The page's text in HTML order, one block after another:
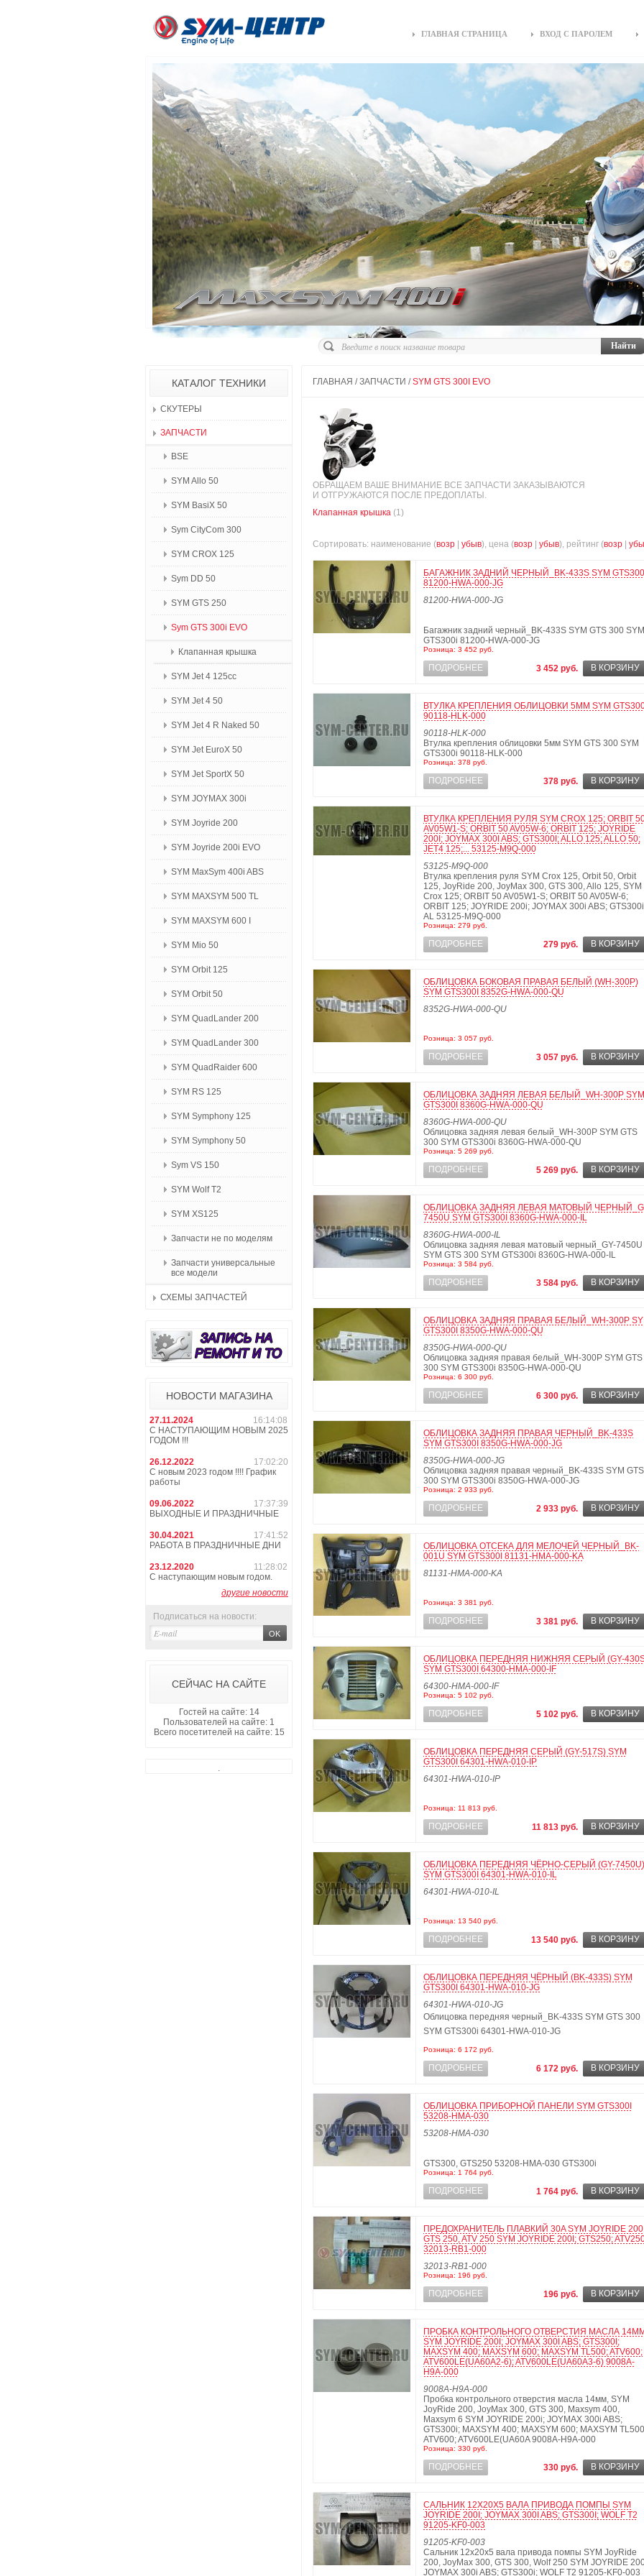
ГЛАВНАЯ СТРАНИЦА ВХОД С ПАРОЛЕМ
КАТАЛОГ ТЕХНИКИ
СКУТЕРЫ
ЗАПЧАСТИ
BSE
SYM Allo 50
SYM BasiX 50
Sym CityCom 300
SYM CROX 125
Sym DD 50
SYM GTS 250
Sym GTS 300i EVO
Клапанная крышка
SYM Jet 4 125сс
SYM Jet 4 50
SYM Jet 4 R Naked 50
SYM Jet EuroX 50
SYM Jet SportX 50
SYM JOYMAX 300i
SYM Joyride 200
SYM Joyride 200i EVO
SYM MaxSym 400i ABS
SYM MAXSYM 500 TL
SYM MAXSYM 600 I
SYM Mio 50
SYM Orbit 125
SYM Orbit 50
SYM QuadLander 200
SYM QuadLander 300
SYM QuadRaider 600
SYM RS 125
SYM Symphony 125
SYM Symphony 50
Sym VS 150
SYM Wolf T2
SYM XS125
Запчасти не по моделям
Запчасти универсальные
все модели
СХЕМЫ ЗАПЧАСТЕЙ
НОВОСТИ МАГАЗИНА
27.11.2024
16:14:08
С НАСТУПАЮЩИМ НОВЫМ 2025
ГОДОМ !!!
26.12.2022
17:02:20
С новым 2023 годом !!!! График
работы
09.06.2022
17:37:39
ВЫХОДНЫЕ И ПРАЗДНИЧНЫЕ
30.04.2021
17:41:52
РАБОТА В ПРАЗДНИЧНЫЕ ДНИ
23.12.2020
11:28:02
С наступающим новым годом.
другие новости
Подписаться на новости:
СЕЙЧАС НА САЙТЕ
Гостей на сайте: 14
Пользователей на сайте: 1
Всего посетителей на сайте: 15
.
ГЛАВНАЯ / ЗАПЧАСТИ / SYM GTS 300I EVO
ОБРАЩАЕМ ВАШЕ ВНИМАНИЕ ВСЕ ЗАПЧАСТИ ЗАКАЗЫВАЮТСЯ
И ОТГРУЖАЮТСЯ ПОСЛЕ ПРЕДОПЛАТЫ.
Клапанная крышка (1)
Сортировать: наименование (возр убыв), цена (возр убыв), рейтинг (возр
БАГАЖНИК ЗАДНИЙ ЧЕРНЫЙ_BK-433S SYM
81200-HWA-000-JG
81200-HWA-000-JG
Багажник задний черный_BK-433S SYM GTS 300 SYM
GTS300i 81200-HWA-000-JG
Розница: 3 452 руб.
ПОДРОБНЕЕ 3 452 руб. В КОРЗИНУ
ВТУЛКА КРЕПЛЕНИЯ ОБЛИЦОВКИ 5ММ SYM
90118-HLK-000
90118-HLK-000
Втулка крепления облицовки 5мм SYM GTS 300 SYM
GTS300i 90118-HLK-000
Розница: 378 руб.
ПОДРОБНЕЕ 378 руб. В КОРЗИНУ
ВТУЛКА КРЕПЛЕНИЯ РУЛЯ SYM CROX 125; ORBIT
AV05W1-S; ORBIT 50 AV05W-6; ORBIT 125; JOYRIDE
200I; JOYMAX 300I ABS; GTS300I; ALLO 125; ALLO 50;
JET4 125;... 53125-M9Q-000
53125-M9Q-000
Втулка крепления руля SYM Crox 125, Orbit 50, Orbit
125, JoyRide 200, JoyMax 300, GTS 300, Allo 125, SYM
Crox 125; ORBIT 50 AV05W1-S; ORBIT 50 AV05W-6;
ORBIT 125; JOYRIDE 200i; JOYMAX 300i ABS;
AL 53125-M9Q-000
Розница: 279 руб.
ПОДРОБНЕЕ 279 руб. В КОРЗИНУ
ОБЛИЦОВКА БОКОВАЯ ПРАВАЯ БЕЛЫЙ (WH-300P)
SYM GTS300I 8352G-HWA-000-QU
8352G-HWA-000-QU
Розница: 3 057 руб.
ПОДРОБНЕЕ 3 057 руб. В КОРЗИНУ
ОБЛИЦОВКА ЗАДНЯЯ ЛЕВАЯ БЕЛЫЙ_WH-300P SYM
GTS300I 8360G-HWA-000-QU
8360G-HWA-000-QU
Облицовка задняя левая белый_WH-300P SYM GTS
300 SYM GTS300i 8360G-HWA-000-QU
Розница: 5 269 руб.
ПОДРОБНЕЕ 5 269 руб. В КОРЗИНУ
ОБЛИЦОВКА ЗАДНЯЯ ЛЕВАЯ МАТОВЫЙ
7450U SYM GTS300I 8360G-HWA-000-IL
8360G-HWA-000-IL
Облицовка задняя левая матовый черный_GY-7450U
SYM GTS 300 SYM GTS300i 8360G-HWA-000-IL
Розница: 3 584 руб.
ПОДРОБНЕЕ 3 584 руб. В КОРЗИНУ
ОБЛИЦОВКА ЗАДНЯЯ ПРАВАЯ БЕЛЫЙ_WH-300P
GTS300I 8350G-HWA-000-QU
8350G-HWA-000-QU
Облицовка задняя правая белый_WH-300P SYM GTS
300 SYM GTS300i 8350G-HWA-000-QU
Розница: 6 300 руб.
ПОДРОБНЕЕ 6 300 руб. В КОРЗИНУ
ОБЛИЦОВКА ЗАДНЯЯ ПРАВАЯ ЧЕРНЫЙ_BK-433S
SYM GTS300I 8350G-HWA-000-JG
8350G-HWA-000-JG
Облицовка задняя правая черный_BK-433S SYM GTS
300 SYM GTS300i 8350G-HWA-000-JG
Розница: 2 933 руб.
ПОДРОБНЕЕ 2 933 руб. В КОРЗИНУ
ОБЛИЦОВКА ОТСЕКА ДЛЯ МЕЛОЧЕЙ ЧЕРНЫЙ_BK-
001U SYM GTS300I 81131-HMA-000-KA
81131-HMA-000-KA
Розница: 3 381 руб.
ПОДРОБНЕЕ 3 381 руб. В КОРЗИНУ
ОБЛИЦОВКА ПЕРЕДНЯЯ НИЖНЯЯ СЕРЫЙ (GY-
SYM GTS300I 64300-HMA-000-IF
64300-HMA-000-IF
Розница: 5 102 руб.
ПОДРОБНЕЕ 5 102 руб. В КОРЗИНУ
ОБЛИЦОВКА ПЕРЕДНЯЯ СЕРЫЙ (GY-517S) SYM
GTS300I 64301-HWA-010-IP
64301-HWA-010-IP
Розница: 11 813 руб.
ПОДРОБНЕЕ 11 813 руб. В КОРЗИНУ
ОБЛИЦОВКА ПЕРЕДНЯЯ ЧЁРНО-СЕРЫЙ (GY-7450U)
SYM GTS300I 64301-HWA-010-IL
64301-HWA-010-IL
Розница: 13 540 руб.
ПОДРОБНЕЕ 13 540 руб. В КОРЗИНУ
ОБЛИЦОВКА ПЕРЕДНЯЯ ЧЁРНЫЙ (BK-433S) SYM
GTS300I 64301-HWA-010-JG
64301-HWA-010-JG
Облицовка передняя черный_BK-433S SYM GTS 300
SYM GTS300i 64301-HWA-010-JG
Розница: 6 172 руб.
ПОДРОБНЕЕ 6 172 руб. В КОРЗИНУ
ОБЛИЦОВКА ПРИБОРНОЙ ПАНЕЛИ SYM GTS300I
53208-HMA-030
53208-HMA-030
GTS300, GTS250 53208-HMA-030 GTS300i
Розница: 1 764 руб.
ПОДРОБНЕЕ 1 764 руб. В КОРЗИНУ
ПРЕДОХРАНИТЕЛЬ ПЛАВКИЙ 30A SYM JOYRIDE
GTS 250, ATV 250 SYM JOYRIDE 200I; GTS250;
32013-RB1-000
32013-RB1-000
Розница: 196 руб.
ПОДРОБНЕЕ 196 руб. В КОРЗИНУ
ПРОБКА КОНТРОЛЬНОГО ОТВЕРСТИЯ МАСЛА
SYM JOYRIDE 200I; JOYMAX 300I ABS; GTS300I;
MAXSYM 400; MAXSYM 600; MAXSYM TL500; ATV600;
ATV600LE(UA60A2-6); ATV600LE(UA60A3-6) 9008A-
H9A-000
9008A-H9A-000
Пробка контрольного отверстия масла 14мм, SYM
JoyRide 200, JoyMax 300, GTS 300, Maxsym 400,
Maxsym 6 SYM JOYRIDE 200i; JOYMAX 300i ABS;
GTS300i; MAXSYM 400; MAXSYM 600; MAXSYM
ATV600; ATV600LE(UA60A 9008A-H9A-000
Розница: 330 руб.
ПОДРОБНЕЕ 330 руб. В КОРЗИНУ
САЛЬНИК 12X20X5 ВАЛА ПРИВОДА ПОМПЫ SYM
JOYRIDE 200I; JOYMAX 300I ABS; GTS300I; WOLF T2
91205-KF0-003
91205-KF0-003
Сальник 12x20x5 вала привода помпы SYM JoyRide
200, JoyMax 300, GTS 300, Wolf 250 SYM JOYRIDE
JOYMAX 300i ABS; GTS300i; WOLF T2 91205-KF0-003